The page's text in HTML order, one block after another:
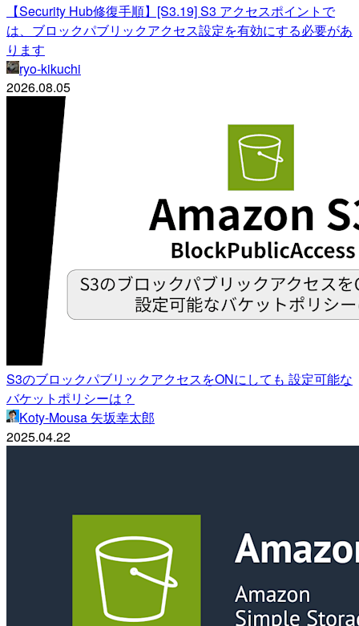
【Security Hub修復手順】[S3.19] S3 アクセスポイントで
は、ブロックパブリックアクセス設定を有効にする必要があ
ります
ryo-kikuchi
2026.08.05
S3のブロックパブリックアクセスをONにしても 設定可能な
バケットポリシーは？
Koty-Mousa 矢坂幸太郎
2025.04.22